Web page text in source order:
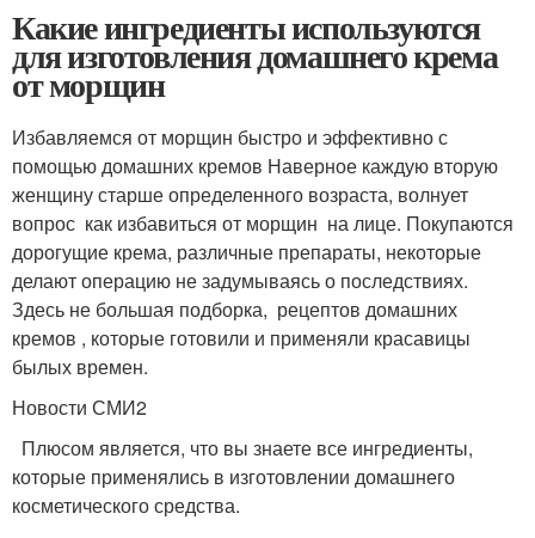
Какие ингредиенты используются
для изготовления домашнего крема
от морщин
Избавляемся от морщин быстро и эффективно с
помощью домашних кремов Наверное каждую вторую
женщину старше определенного возраста, волнует
вопрос как избавиться от морщин на лице. Покупаются
дорогущие крема, различные препараты, некоторые
делают операцию не задумываясь о последствиях.
Здесь не большая подборка, рецептов домашних
кремов , которые готовили и применяли красавицы
былых времен.
Новости СМИ2
Плюсом является, что вы знаете все ингредиенты,
которые применялись в изготовлении домашнего
косметического средства.